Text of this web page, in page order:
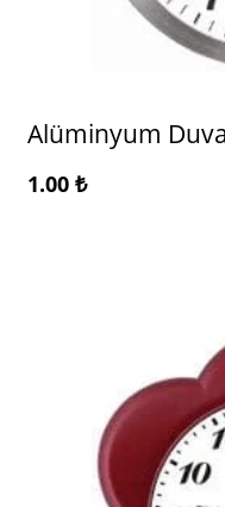
Alüminyum
1.00 ₺